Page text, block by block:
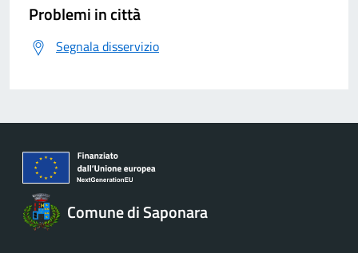
Problemi in città
Segnala disservizio
Comune di Saponara